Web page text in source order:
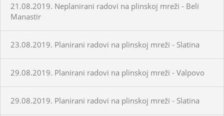
21.08.2019. Neplanirani radovi na plinskoj mreži - Beli
Manastir
23.08.2019. Planirani radovi na plinskoj mreži - Slatina
29.08.2019. Planirani radovi na plinskoj mreži - Valpovo
29.08.2019. Planirani radovi na plinskoj mreži - Slatina